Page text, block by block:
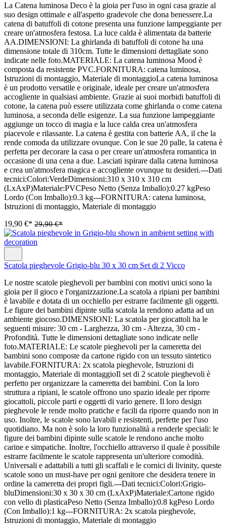
La Catena luminosa Deco è la gioia per l'uso in ogni casa grazie al
suo design ottimale e all'aspetto gradevole che dona benessere.La
catena di batuffoli di cotone presenta una funzione lampeggiante per
creare un'atmosfera festosa. La luce calda è alimentata da batterie
AA.DIMENSIONI: La ghirlanda di batuffoli di cotone ha una
dimensione totale di 310cm. Tutte le dimensioni dettagliate sono
indicate nelle foto.MATERIALE: La catena luminosa Mood è
composta da resistente PVC.FORNITURA: catena luminosa,
Istruzioni di montaggio, Materiale di montaggioLa catena luminosa
è un prodotto versatile e originale, ideale per creare un'atmosfera
accogliente in qualsiasi ambiente. Grazie ai suoi morbidi batuffoli di
cotone, la catena può essere utilizzata come ghirlanda o come catena
luminosa, a seconda delle esigenze. La sua funzione lampeggiante
aggiunge un tocco di magia e la luce calda crea un'atmosfera
piacevole e rilassante. La catena è gestita con batterie AA, il che la
rende comoda da utilizzare ovunque. Con le sue 20 palle, la catena è
perfetta per decorare la casa o per creare un'atmosfera romantica in
occasione di una cena a due. Lasciati ispirare dalla catena luminosa
e crea un'atmosfera magica e accogliente ovunque tu desideri.---Dati
tecnici:Colori:VerdeDimensioni:310 x 310 x 310 cm
(LxAxP)Materiale:PVCPeso Netto (Senza Imballo):0.27 kgPeso
Lordo (Con Imballo):0.3 kg---FORNITURA: catena luminosa,
Istruzioni di montaggio, Materiale di montaggio
19,90 €* 29,90 €*
Scatola pieghevole Grigio-blu 30 x 30 cm Set di 2 Vicco
Le nostre scatole pieghevoli per bambini con motivi unici sono la
gioia per il gioco e l'organizzazione.La scatola a ripiani per bambini
è lavabile e dotata di un occhiello per estrarre facilmente gli oggetti.
Le figure dei bambini dipinte sulla scatola la rendono adatta ad un
ambiente giocoso.DIMENSIONI: La scatola per giocattoli ha le
seguenti misure: 30 cm - Larghezza, 30 cm - Altezza, 30 cm -
Profondità. Tutte le dimensioni dettagliate sono indicate nelle
foto.MATERIALE: Le scatole pieghevoli per la cameretta dei
bambini sono composte da cartone rigido con un tessuto sintetico
lavabile.FORNITURA: 2x scatola pieghevole, Istruzioni di
montaggio, Materiale di montaggioIl set di 2 scatole pieghevoli è
perfetto per organizzare la cameretta dei bambini. Con la loro
struttura a ripiani, le scatole offrono uno spazio ideale per riporre
giocattoli, piccole parti e oggetti di vario genere. Il loro design
pieghevole le rende molto pratiche e facili da riporre quando non in
uso. Inoltre, le scatole sono lavabili e resistenti, perfette per l'uso
quotidiano. Ma non è solo la loro funzionalità a renderle speciali: le
figure dei bambini dipinte sulle scatole le rendono anche molto
carine e simpatiche. Inoltre, l'occhiello attraverso il quale è possibile
estrarre facilmente le scatole rappresenta un'ulteriore comodità.
Universali e adattabili a tutti gli scaffali e le cornici di livinity, queste
scatole sono un must-have per ogni genitore che desidera tenere in
ordine la cameretta dei propri figli.---Dati tecnici:Colori:Grigio-
bluDimensioni:30 x 30 x 30 cm (LxAxP)Materiale:Cartone rigido
con vello di plasticaPeso Netto (Senza Imballo):0.8 kgPeso Lordo
(Con Imballo):1 kg---FORNITURA: 2x scatola pieghevole,
Istruzioni di montaggio, Materiale di montaggio